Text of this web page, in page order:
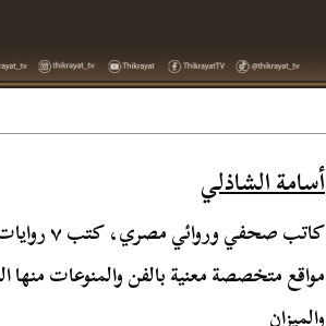
أسامة الشاذلي
كاتب
مواقع متخصصة معنية بالفن والمنوعات منها